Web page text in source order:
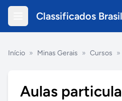
Classificados Brasil
Início » Minas Gerais » Cursos »
Aulas